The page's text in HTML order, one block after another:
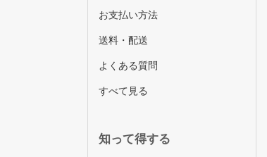
お支払い方法
送料・配送
よくある質問
すべて見る
知って得する